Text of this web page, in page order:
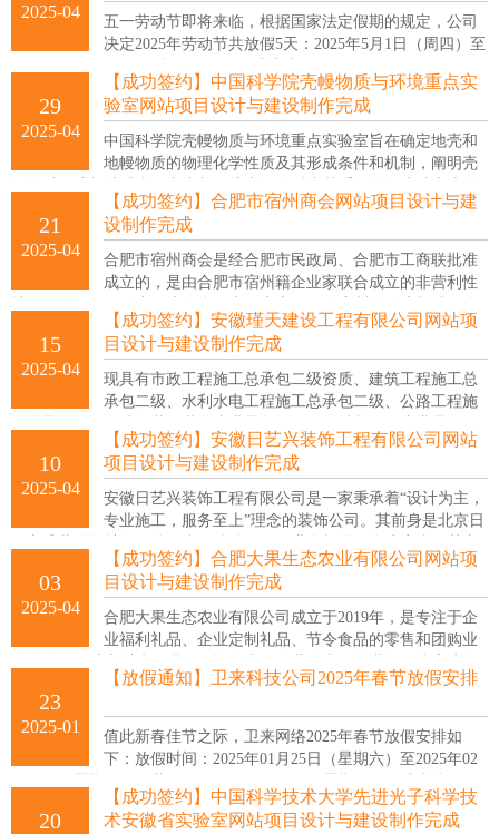
2025-04
五一劳动节即将来临，根据国家法定假期的规定，公司
决定2025年劳动节共放假5天：2025年5月1日（周四）至
29
2025-04
【成功签约】中国科学院壳幔物质与环境重点实
验室网站项目设计与建设制作完成
中国科学院壳幔物质与环境重点实验室旨在确定地壳和
地幔物质的物理化学性质及其形成条件和机制，阐明壳
俯冲带过去和现在发生的化学地球动力学过程。
21
2025-04
【成功签约】合肥市宿州商会网站项目设计与建
设制作完成
合肥市宿州商会是经合肥市民政局、合肥市工商联批准
成立的，是由合肥市宿州籍企业家联合成立的非营利性
共通、资源共享、感情共融的交流平台，把家国情怀，诚信品质和实
干精神作为根本价值追求。
15
2025-04
【成功签约】安徽瑾天建设工程有限公司网站项
目设计与建设制作完成
现具有市政工程施工总承包二级资质、建筑工程施工总
承包二级、水利水电工程施工总承包二级、公路工程施
级、环保工程专业承包二级。并具有园林绿化工程、环境治理、生态
修复、公路养护工程、公路交通工程等施工能力的新型综合性施工企
业。
10
2025-04
【成功签约】安徽日艺兴装饰工程有限公司网站
项目设计与建设制作完成
安徽日艺兴装饰工程有限公司是一家秉承着“设计为主，
专业施工，服务至上”理念的装饰公司。其前身是北京日
装饰工程有限公司。
03
2025-04
【成功签约】合肥大果生态农业有限公司网站项
目设计与建设制作完成
合肥大果生态农业有限公司成立于2019年，是专注于企
业福利礼品、企业定制礼品、节令食品的零售和团购业
供：嘉兴五芳斋、香港美心月饼、广东荣诚食品、香港锦华月饼、苏
州稻香村月饼、阳澄湖牌大闸蟹、良品铺子、三只松鼠等礼品服务。
23
2025-01
【放假通知】卫来科技公司2025年春节放假安排
值此新春佳节之际，卫来网络2025年春节放假安排如
下：放假时间：2025年01月25日（星期六）至2025年02
20
【成功签约】中国科学技术大学先进光子科学技
术安徽省实验室网站项目设计与建设制作完成